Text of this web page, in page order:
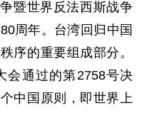
暨世界反法西斯战争
周年。台湾回归中国
序的重要组成部分。
会通过的第2758号决
中国原则，即世界上